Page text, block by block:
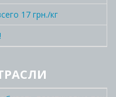
17 грн./кг